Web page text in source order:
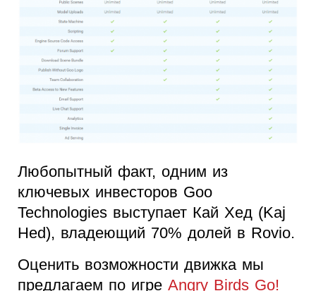
Любопытный факт, одним из
ключевых инвесторов Goo
Technologies выступает Кай Хед (Kaj
Hed), владеющий 70% долей в Rovio.
Оценить возможности движка мы
предлагаем по игре Angry Birds Go!